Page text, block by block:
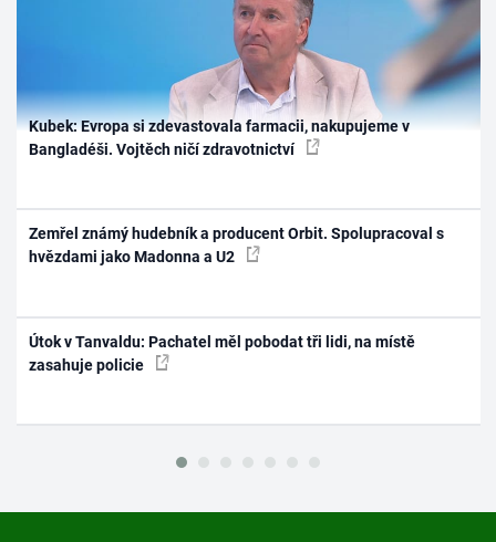
Kubek: Evropa si zdevastovala farmacii, nakupujeme v
Bangladéši. Vojtěch ničí zdravotnictví
Zemřel známý hudebník a producent Orbit. Spolupracoval s
hvězdami jako Madonna a U2
Útok v Tanvaldu: Pachatel měl pobodat tři lidi, na místě
zasahuje policie